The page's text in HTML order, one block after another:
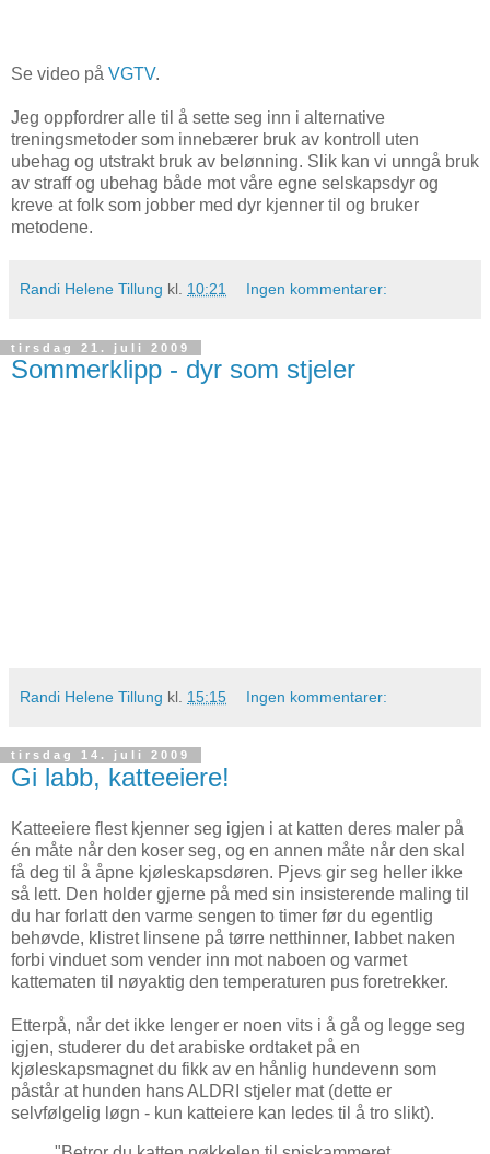
Se video på VGTV.
Jeg oppfordrer alle til å sette seg inn i alternative
treningsmetoder som innebærer bruk av kontroll uten
ubehag og utstrakt bruk av belønning. Slik kan vi unngå bruk
av straff og ubehag både mot våre egne selskapsdyr og
kreve at folk som jobber med dyr kjenner til og bruker
metodene.
Randi Helene Tillung kl. 10:21 Ingen kommentarer:
tirsdag 21. juli 2009
Sommerklipp - dyr som stjeler
Randi Helene Tillung kl. 15:15 Ingen kommentarer:
tirsdag 14. juli 2009
Gi labb, katteeiere!
Katteeiere flest kjenner seg igjen i at katten deres maler på
én måte når den koser seg, og en annen måte når den skal
få deg til å åpne kjøleskapsdøren. Pjevs gir seg heller ikke
så lett. Den holder gjerne på med sin insisterende maling til
du har forlatt den varme sengen to timer før du egentlig
behøvde, klistret linsene på tørre netthinner, labbet naken
forbi vinduet som vender inn mot naboen og varmet
kattematen til nøyaktig den temperaturen pus foretrekker.
Etterpå, når det ikke lenger er noen vits i å gå og legge seg
igjen, studerer du det arabiske ordtaket på en
kjøleskapsmagnet du fikk av en hånlig hundevenn som
påstår at hunden hans ALDRI stjeler mat (dette er
selvfølgelig løgn - kun katteiere kan ledes til å tro slikt).